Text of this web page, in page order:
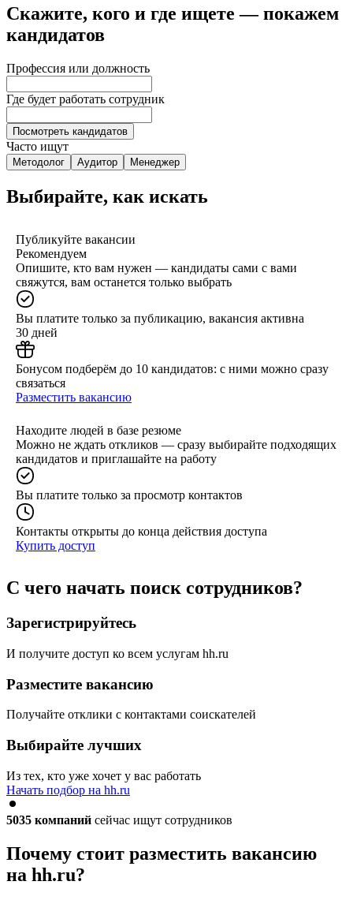
Скажите, кого и где ищете — покажем
кандидатов
Профессия или должность
Где будет работать сотрудник
Посмотреть кандидатов
Часто ищут
Методолог Аудитор Менеджер
Выбирайте, как искать
Публикуйте вакансии
Рекомендуем
Опишите, кто вам нужен — кандидаты сами с вами
свяжутся, вам останется только выбрать
Вы платите только за публикацию, вакансия активна
30 дней
Бонусом подберём до 10 кандидатов: с ними можно сразу
связаться
Разместить вакансию
Находите людей в базе резюме
Можно не ждать откликов — сразу выбирайте подходящих
кандидатов и приглашайте на работу
Вы платите только за просмотр контактов
Контакты открыты до конца действия доступа
Купить доступ
С чего начать поиск сотрудников?
Зарегистрируйтесь
И получите доступ ко всем услугам hh.ru
Разместите вакансию
Получайте отклики с контактами соискателей
Выбирайте лучших
Из тех, кто уже хочет у вас работать
Начать подбор на hh.ru
5035 компаний сейчас ищут сотрудников
Почему стоит разместить вакансию
на hh.ru?